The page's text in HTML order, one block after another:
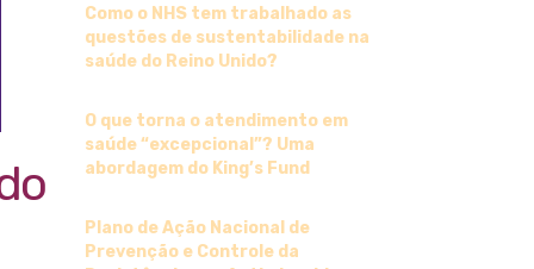
Como o NHS tem trabalhado as
questões de sustentabilidade na
saúde do Reino Unido?
O que torna o atendimento em
saúde “excepcional”? Uma
abordagem do King’s Fund
Plano de Ação Nacional de
Prevenção e Controle da